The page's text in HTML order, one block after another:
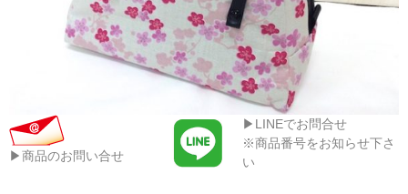
▶商品のお問い合せ
▶LINEでお問合せ
※商品番号をお知らせ下さ
い